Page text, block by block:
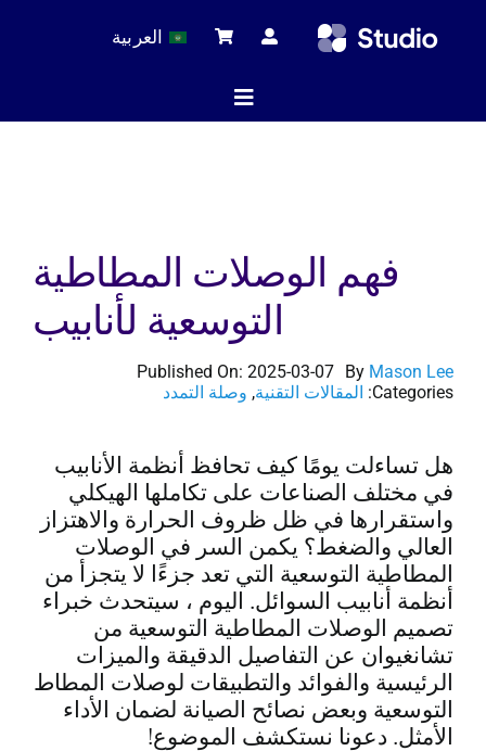
العربية
Toggle
التقنية
المنتجات
عرض أسعار
فهم الوصلات المطاطية
التوسعية لأنابيب
By Mason Lee
Published On: 2025-03-07
Categories: المقالات التقنية, وصلة التمدد
هل تساءلت يومًا كيف تحافظ أنظمة الأنابيب
في مختلف الصناعات على تكاملها الهيكلي
واستقرارها في ظل ظروف الحرارة والاهتزاز
العالي والضغط؟ يكمن السر في الوصلات
المطاطية التوسعية التي تعد جزءًا لا يتجزأ من
أنظمة أنابيب السوائل. اليوم ، سيتحدث خبراء
تصميم الوصلات المطاطية التوسعية من
تشانغيوان عن التفاصيل الدقيقة والميزات
الرئيسية والفوائد والتطبيقات لوصلات المطاط
التوسعية وبعض نصائح الصيانة لضمان الأداء
الأمثل. دعونا نستكشف الموضوع!